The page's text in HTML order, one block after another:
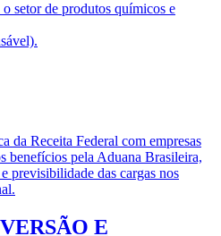
setor de produtos químicos e
da Receita Federal com empresas
benefícios pela Aduana Brasileira,
previsibilidade das cargas nos
E